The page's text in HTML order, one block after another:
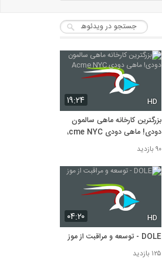
۱۹:۲۴ HD
بزرگترین کارخانه ماهی سالمون
دودی! ماهی دودی Acme NYC
۹۰ بازدید
۰۴:۲۰ HD
DOLE - توسعه و مراقبت از موز
۱۲۵ بازدید